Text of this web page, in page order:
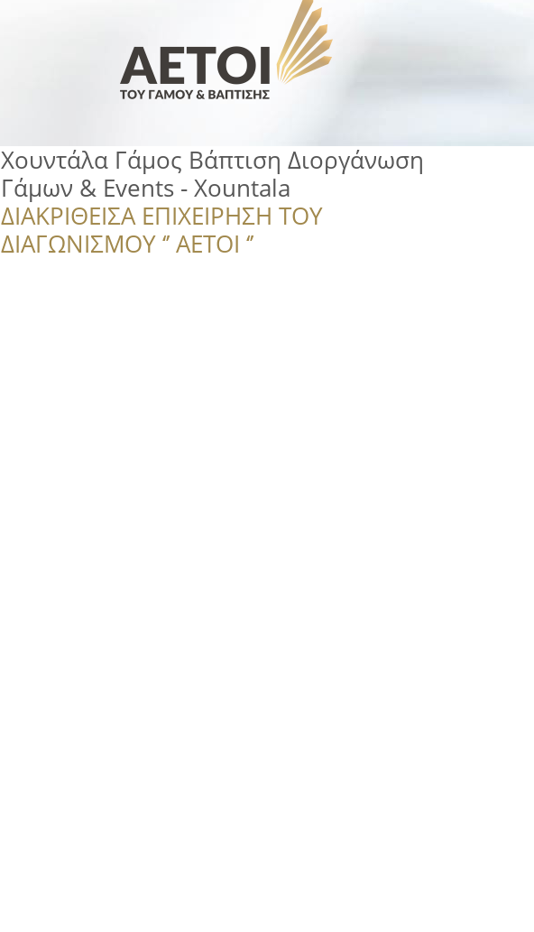
Χουντάλα Γάμος Βάπτιση Διοργάνωση
Γάμων & Events - Xountala
ΔΙΑΚΡΙΘΕΙΣΑ ΕΠΙΧΕΙΡΗΣΗ ΤΟΥ
ΔΙΑΓΩΝΙΣΜΟΥ ‘’ ΑΕΤΟΙ ‘’